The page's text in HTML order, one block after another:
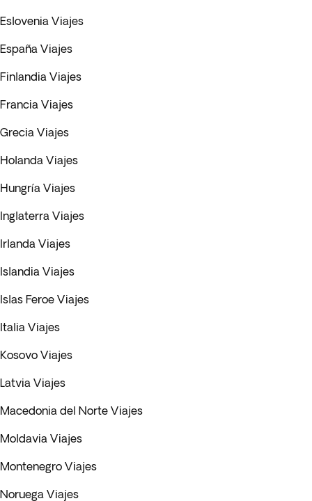
Eslovenia Viajes
España Viajes
Finlandia Viajes
Francia Viajes
Grecia Viajes
Holanda Viajes
Hungría Viajes
Inglaterra Viajes
Irlanda Viajes
Islandia Viajes
Islas Feroe Viajes
Italia Viajes
Kosovo Viajes
Latvia Viajes
Macedonia del Norte Viajes
Moldavia Viajes
Montenegro Viajes
Noruega Viajes